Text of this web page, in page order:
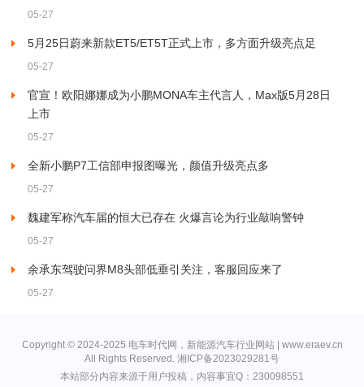
05-27
5月25日蔚来新款ET5/ET5T正式上市，多方面升级亮点足
05-27
官宣！欧阳娜娜成为小鹏MONA车主代言人，Max版5月28日
上市
05-27
全新小鹏P7工信部申报图曝光，颜值升级亮点多
05-27
魏建军称汽车届的恒大已存在 火爆言论为行业敲响警钟
05-27
余承东驾驶问界M8头部低垂引关注，客服回应来了
05-27
Copyright © 2024-2025 电车时代网，新能源汽车行业网站 | www.eraev.cn
All Rights Reserved. 湘ICP备2023029281号
本站部分内容来源于用户投稿，内容事宜Q：230098551